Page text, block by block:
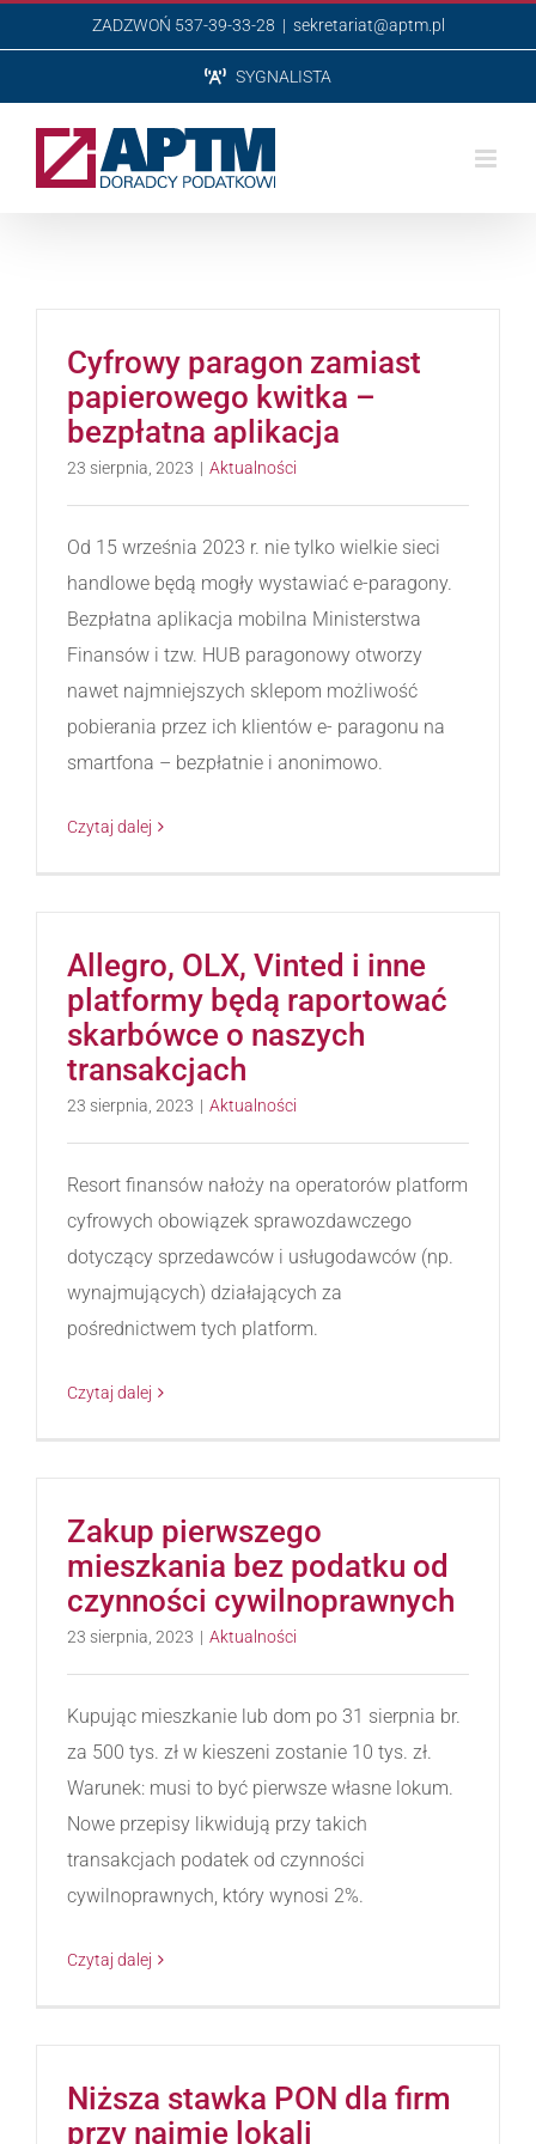
do
ZADZWOŃ 537-39-33-28 | sekretariat@aptm.pl
SYGNALISTA
Cyfrowy paragon zamiast
papierowego kwitka –
bezpłatna aplikacja
23 sierpnia, 2023 | Aktualności
Od 15 września 2023 r. nie tylko wielkie sieci
handlowe będą mogły wystawiać e-paragony.
Bezpłatna aplikacja mobilna Ministerstwa
Finansów i tzw. HUB paragonowy otworzy
nawet najmniejszych sklepom możliwość
pobierania przez ich klientów e- paragonu na
smartfona – bezpłatnie i anonimowo.
Czytaj dalej
Allegro, OLX, Vinted i inne
platformy będą raportować
skarbówce o naszych
transakcjach
23 sierpnia, 2023 | Aktualności
Resort finansów nałoży na operatorów platform
cyfrowych obowiązek sprawozdawczego
dotyczący sprzedawców i usługodawców (np.
wynajmujących) działających za
pośrednictwem tych platform.
Czytaj dalej
Zakup pierwszego
mieszkania bez podatku od
czynności cywilnoprawnych
23 sierpnia, 2023 | Aktualności
Kupując mieszkanie lub dom po 31 sierpnia br.
za 500 tys. zł w kieszeni zostanie 10 tys. zł.
Warunek: musi to być pierwsze własne lokum.
Nowe przepisy likwidują przy takich
transakcjach podatek od czynności
cywilnoprawnych, który wynosi 2%.
Czytaj dalej
Niższa stawka PON dla firm
przy najmie lokali